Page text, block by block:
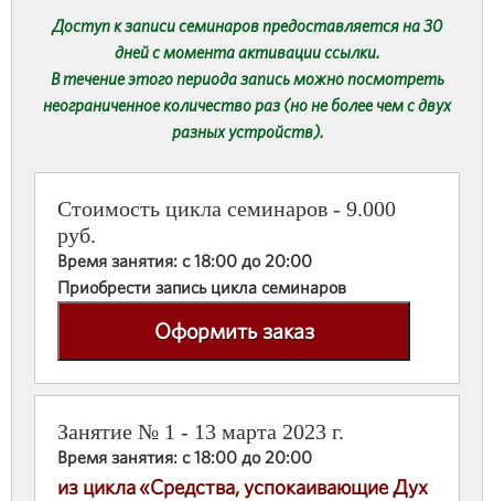
Доступ к записи семинаров предоставляется на 30
дней с момента активации ссылки.
В течение этого периода запись можно посмотреть
неограниченное количество раз (но не более чем с двух
разных устройств).
Стоимость цикла семинаров - 9.000
руб.
Время занятия: с 18:00 до 20:00
Приобрести запись цикла семинаров
Оформить заказ
Занятие № 1 - 13 марта 2023 г.
Время занятия: с 18:00 до 20:00
из цикла «Средства, успокаивающие Дух